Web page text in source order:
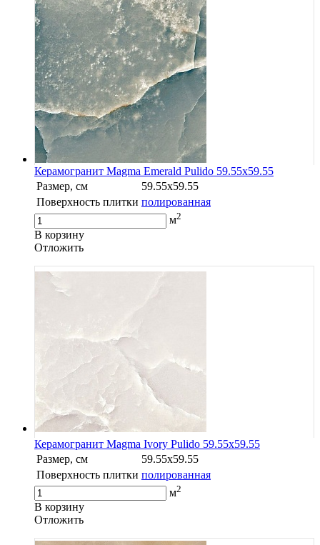
Керамогранит Magma Emerald Pulido 59.55x59.55
Размер, см
59.55x59.55
Поверхность плитки полированная
м2
В корзину
Oтложить
Керамогранит Magma Ivory Pulido 59.55x59.55
Размер, см
59.55x59.55
Поверхность плитки полированная
м2
В корзину
Oтложить